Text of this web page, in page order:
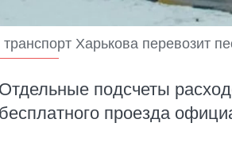
Харькова перевозит
Отдельные подсчеты
бесплатного проезда